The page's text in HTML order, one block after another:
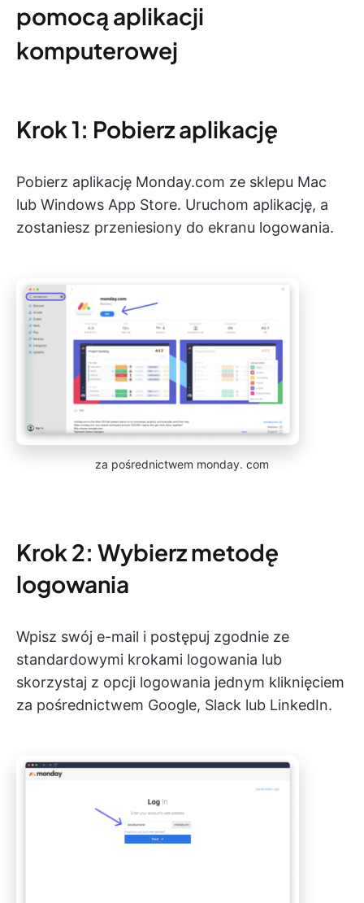
pomocą aplikacji
komputerowej
Krok 1: Pobierz aplikację
Pobierz aplikację Monday.com ze sklepu Mac
lub Windows App Store. Uruchom aplikację, a
zostaniesz przeniesiony do ekranu logowania.
za pośrednictwem monday. com
Krok 2: Wybierz metodę
logowania
Wpisz swój e-mail i postępuj zgodnie ze
standardowymi krokami logowania lub
skorzystaj z opcji logowania jednym kliknięciem
za pośrednictwem Google, Slack lub LinkedIn.